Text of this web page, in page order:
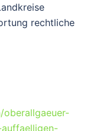
rechtliche